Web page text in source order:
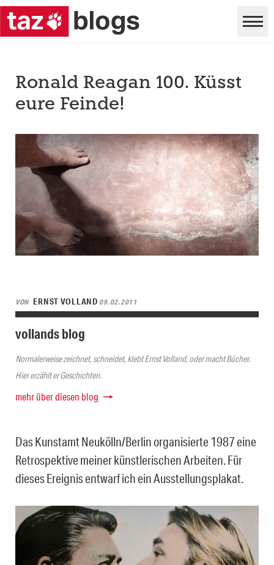
Ronald Reagan 100. Küsst
eure Feinde!
VON ERNST VOLLAND 09.02.2011
vollands blog
Normalerweise zeichnet, schneidet, klebt Ernst Volland, oder macht Bücher.
Hier erzählt er Geschichten.
mehr über diesen blog
Das Kunstamt Neukölln/Berlin organisierte 1987 eine
Retrospektive meiner künstlerischen Arbeiten. Für
dieses Ereignis entwarf ich ein Ausstellungsplakat.